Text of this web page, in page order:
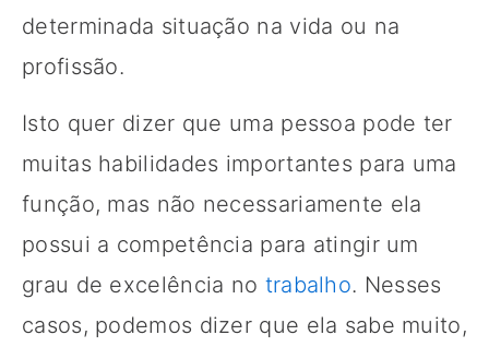
determinada situação na vida ou na
profissão.
Isto quer dizer que uma pessoa pode ter
muitas habilidades importantes para uma
função, mas não necessariamente ela
possui a competência para atingir um
grau de excelência no trabalho. Nesses
casos, podemos dizer que ela sabe muito,